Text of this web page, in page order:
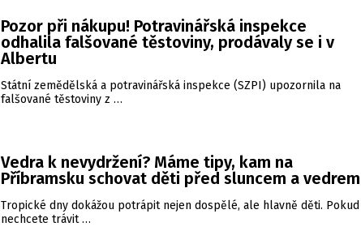
Pozor při nákupu! Potravinářská inspekce
odhalila falšované těstoviny, prodávaly se i v
Albertu
Státní zemědělská a potravinářská inspekce (SZPI) upozornila na
falšované těstoviny z …
Vedra k nevydržení? Máme tipy, kam na
Příbramsku schovat děti před sluncem a vedrem
Tropické dny dokážou potrápit nejen dospělé, ale hlavně děti. Pokud
nechcete trávit …